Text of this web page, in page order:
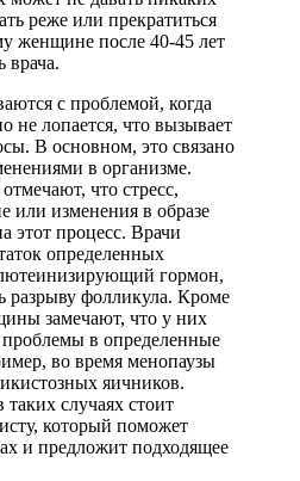
реже или прекратиться
женщине после 40-45 лет
врача.
с проблемой, когда
не лопается, что вызывает
В основном, это связано
в организме.
что стресс,
или изменения в образе
этот процесс. Врачи
определенных
гормон,
разрыву фолликула. Кроме
замечают, что у них
в определенные
во время менопаузы
яичников.
случаях стоит
который поможет
и предложит подходящее